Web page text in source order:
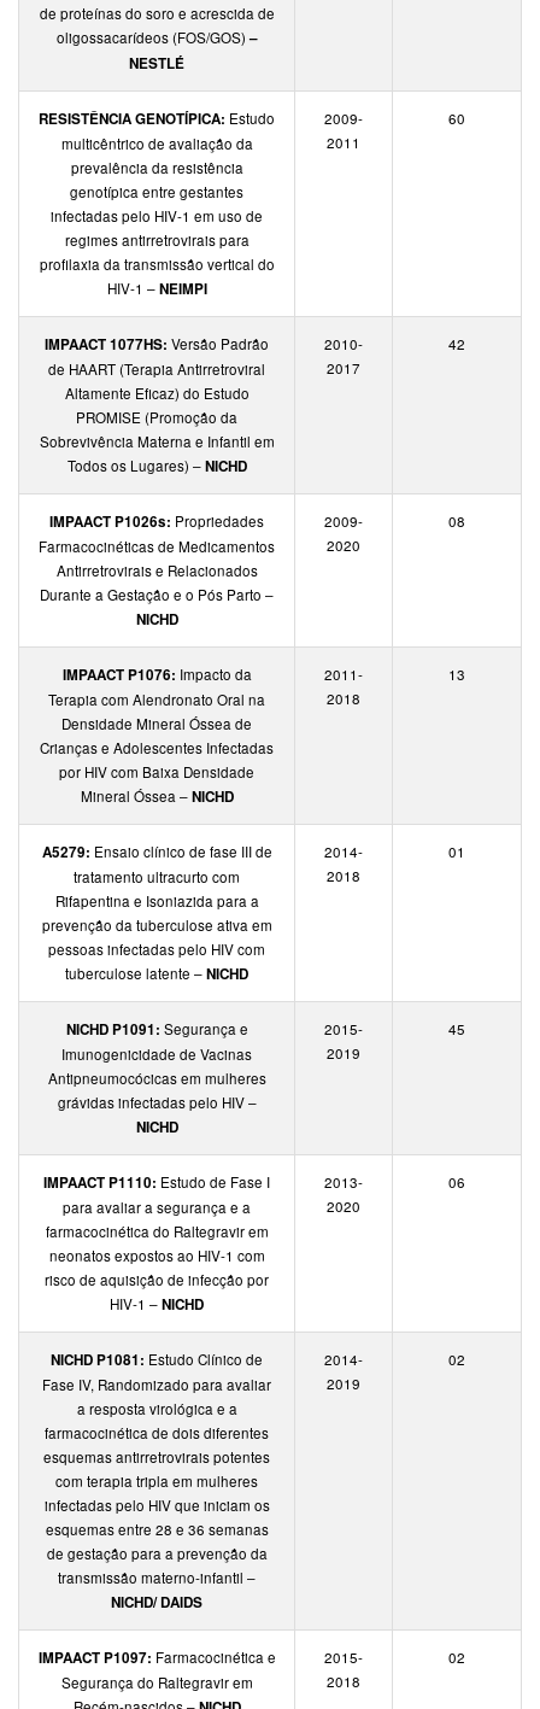
de proteínas do soro e acrescida de
oligossacarídeos (FOS/GOS)–
NESTLÉ
RESISTÊNCIA GENOTÍPICA: Estudo
multicêntrico de avaliação da
prevalência da resistência
genotípica entre gestantes
infectadas pelo HIV-1 em uso de
regimes antirretrovirais para
profilaxia da transmissão vertical do
HIV-1 –NEIMPI
2009-
2011
60
IMPAACT 1077HS: Versão Padrão
de HAART (Terapia Antirretroviral
Altamente Eficaz) do Estudo
PROMISE (Promoção da
Sobrevivência Materna e Infantil em
Todos os Lugares) –NICHD
2010-
2017
42
IMPAACT P1026s: Propriedades
Farmacocinéticas de Medicamentos
Antirretrovirais e Relacionados
Durante a Gestação e o Pós Parto –
NICHD
2009-
2020
08
IMPAACT P1076: Impacto da
Terapia com Alendronato Oral na
Densidade Mineral Óssea de
Crianças e Adolescentes Infectadas
por HIV com Baixa Densidade
Mineral Óssea –NICHD
2011-
2018
13
A5279: Ensaio clínico de fase III de
tratamento ultracurto com
Rifapentina e Isoniazida para a
prevenção da tuberculose ativa em
pessoas infectadas pelo HIV com
tuberculose latente –NICHD
2014-
2018
01
NICHD P1091: Segurança e
Imunogenicidade de Vacinas
Antipneumocócicas em mulheres
grávidas infectadas pelo HIV –
NICHD
2015-
2019
45
IMPAACT P1110: Estudo de Fase I
para avaliar a segurança e a
farmacocinética do Raltegravir em
neonatos expostos ao HIV-1 com
risco de aquisição de infecção por
HIV-1 –NICHD
2013-
2020
06
NICHD P1081: Estudo Clínico de
Fase IV, Randomizado para avaliar
a resposta virológica e a
farmacocinética de dois diferentes
esquemas antirretrovirais potentes
com terapia tripla em mulheres
infectadas pelo HIV que iniciam os
esquemas entre 28 e 36 semanas
de gestação para a prevenção da
transmissão materno-infantil –
NICHD/ DAIDS
2014-
2019
02
IMPAACT P1097: Farmacocinética e
Segurança do Raltegravir em
2015-
2018
02